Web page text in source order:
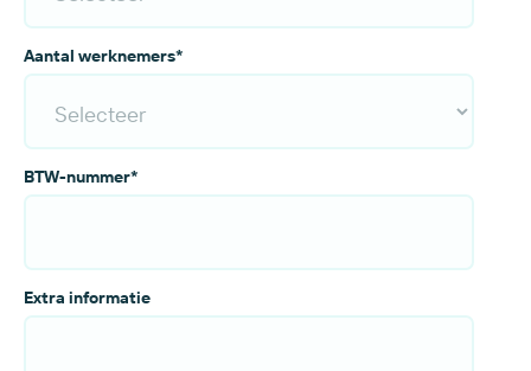
Aantal werknemers*
BTW-nummer*
Extra informatie